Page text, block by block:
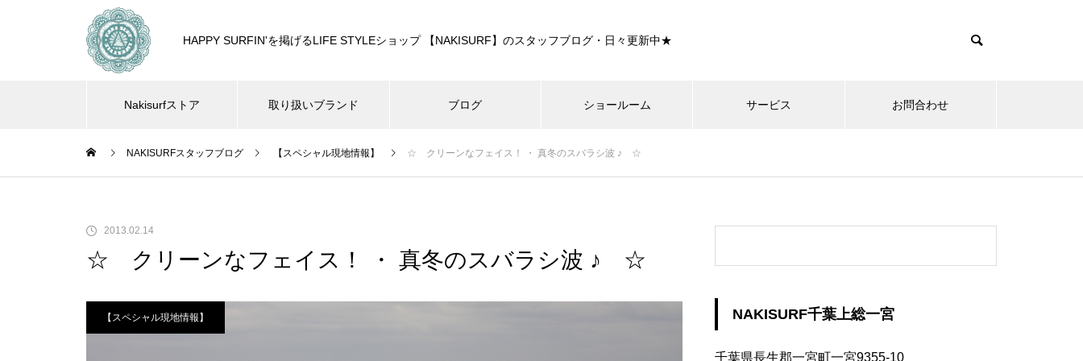
HAPPY SURFIN'を掲げるLIFE STYLEショップ 【NAKISURF】のスタッフブログ・日々更新中★
Nakisurfストア 取り扱いブランド ブログ ショールーム サービス お問合わせ
NAKISURFスタッフブログ 【スペシャル現地情報】 ☆ クリーンなフェイス！ ・ 真冬のスバラシ波 ♪ ☆
2013.02.14
☆ クリーンなフェイス！ ・ 真冬のスバラシ波 ♪ ☆
【スペシャル現地情報】 NAKISURF千葉上総一宮
千葉県長生郡一宮町一宮9355-10